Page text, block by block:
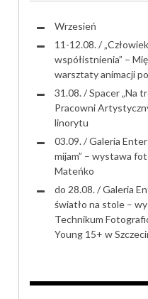
ARTYSTYCZNY SENIORÓW DK
Wrzesień
11-12.08. /
współistnienia” –
warsztaty animacji
31.08. / Spacer „Na
Pracowni
linorytu
03.09. / Galeria
mijam” – wystawa
Mateńko
do 28.08. / Galeria
światło na stole –
Technikum
Young 15+ w